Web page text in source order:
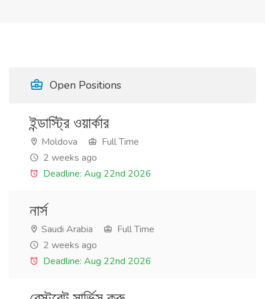
Open Positions
ইন্ডাস্ট্রি ওয়ার্কার
Moldova
Full Time
2 weeks ago
Deadline: Aug 22nd 2026
নার্স
Saudi Arabia
Full Time
2 weeks ago
Deadline: Aug 22nd 2026